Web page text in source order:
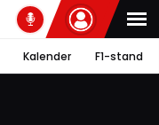
Kalender F1-stand